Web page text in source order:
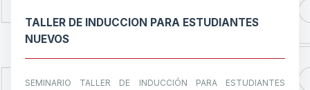
TALLER DE INDUCCION PARA ESTUDIANTES
NUEVOS
SEMINARIO TALLER DE INDUCCIÓN PARA ESTUDIANTES